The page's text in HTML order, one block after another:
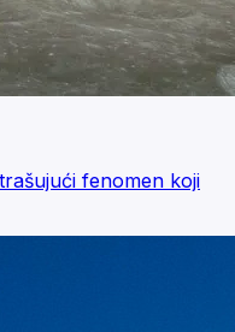
fenomen koji